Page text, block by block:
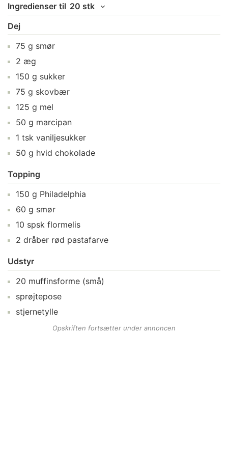
Ingredienser til 20 stk
Dej
75 g smør
2 æg
150 g sukker
75 g skovbær
125 g mel
50 g marcipan
1 tsk vaniljesukker
50 g hvid chokolade
Topping
150 g Philadelphia
60 g smør
10 spsk flormelis
2 dråber rød pastafarve
Udstyr
20 muffinsforme (små)
sprøjtepose
stjernetylle
Opskriften fortsætter under annoncen